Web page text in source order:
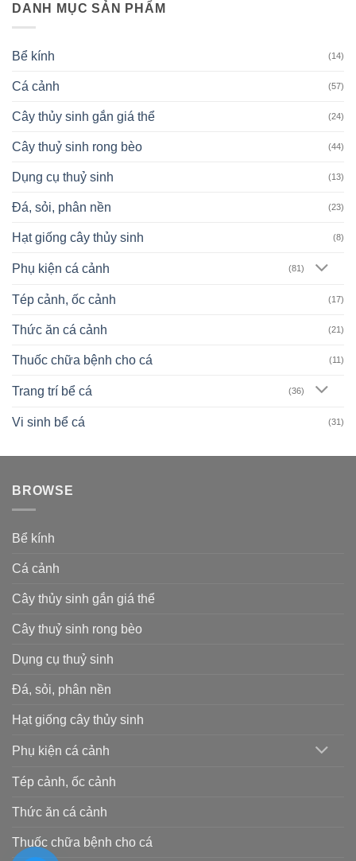
DANH MỤC SẢN PHẨM
Bể kính (14)
Cá cảnh (57)
Cây thủy sinh gắn giá thể (24)
Cây thuỷ sinh rong bèo (44)
Dụng cụ thuỷ sinh (13)
Đá, sỏi, phân nền (23)
Hạt giống cây thủy sinh (8)
Phụ kiện cá cảnh (81)
Tép cảnh, ốc cảnh (17)
Thức ăn cá cảnh (21)
Thuốc chữa bệnh cho cá (11)
Trang trí bể cá (36)
Vi sinh bể cá (31)
BROWSE
Bể kính
Cá cảnh
Cây thủy sinh gắn giá thể
Cây thuỷ sinh rong bèo
Dụng cụ thuỷ sinh
Đá, sỏi, phân nền
Hạt giống cây thủy sinh
Phụ kiện cá cảnh
Tép cảnh, ốc cảnh
Thức ăn cá cảnh
Thuốc chữa bệnh cho cá